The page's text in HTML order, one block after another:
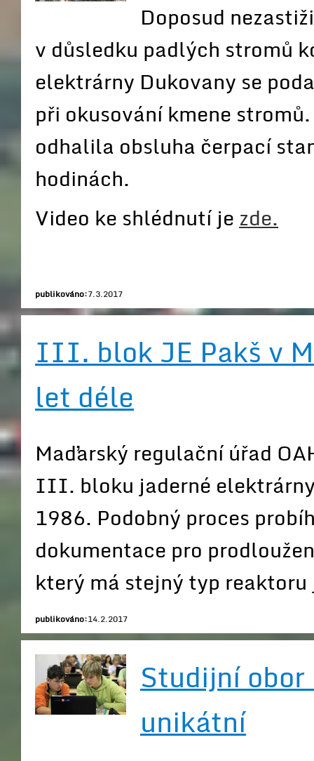
Doposud
v důsledku padlých stromů
elektrárny Dukovany se
při okusování kmene
odhalila obsluha čerpací
hodinách.
Video ke shlédnutí je zde.
publikováno:7.3.2017
III. blok JE Pakš v
let déle
Maďarský regulační úřad
III. bloku jaderné
1986. Podobný proces
dokumentace pro
který má stejný typ reaktoru
publikováno:14.2.2017
Studijní obor
unikátní